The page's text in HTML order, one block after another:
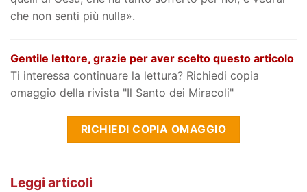
che non senti più nulla».
Gentile lettore, grazie per aver scelto questo articolo
Ti interessa continuare la lettura? Richiedi copia
omaggio della rivista "Il Santo dei Miracoli"
RICHIEDI COPIA OMAGGIO
Leggi articoli